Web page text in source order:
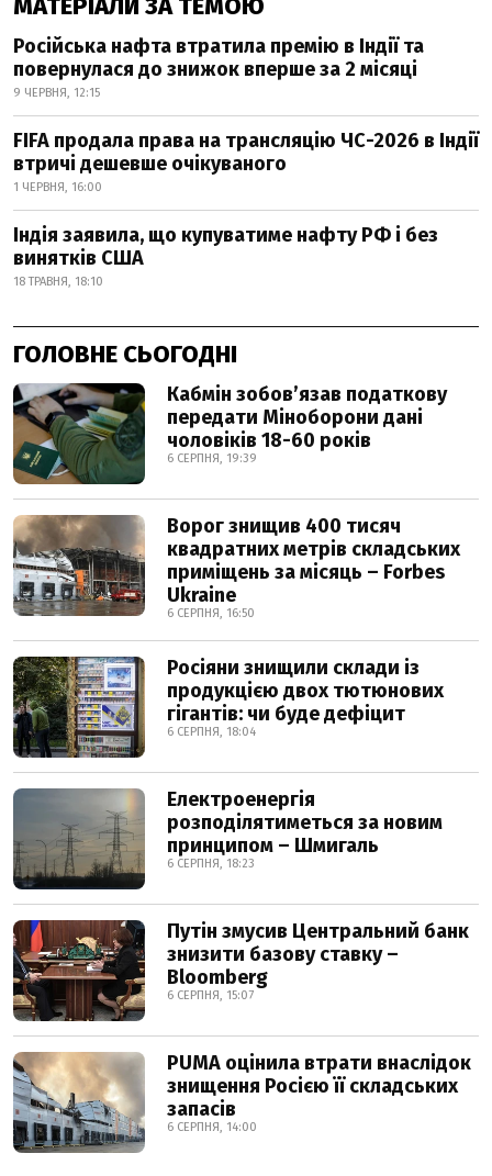
МАТЕРІАЛИ ЗА ТЕМОЮ
Російська нафта втратила премію в Індії та
повернулася до знижок вперше за 2 місяці
9 ЧЕРВНЯ, 12:15
FIFA продала права на трансляцію ЧС-2026 в Індії
втричі дешевше очікуваного
1 ЧЕРВНЯ, 16:00
Індія заявила, що купуватиме нафту РФ і без
винятків США
18 ТРАВНЯ, 18:10
ГОЛОВНЕ СЬОГОДНІ
Кабмін зобовʼязав податкову
передати Міноборони дані
чоловіків 18-60 років
6 СЕРПНЯ, 19:39
Ворог знищив 400 тисяч
квадратних метрів складських
приміщень за місяць – Forbes
Ukraine
6 СЕРПНЯ, 16:50
Росіяни знищили склади із
продукцією двох тютюнових
гігантів: чи буде дефіцит
6 СЕРПНЯ, 18:04
Електроенергія
розподілятиметься за новим
принципом – Шмигаль
6 СЕРПНЯ, 18:23
Путін змусив Центральний банк
знизити базову ставку –
Bloomberg
6 СЕРПНЯ, 15:07
PUMA оцінила втрати внаслідок
знищення Росією її складських
запасів
6 СЕРПНЯ, 14:00